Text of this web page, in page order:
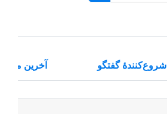
جستجو در تالارهای گفتگو
شروع‌کنندهٔ گفتگو آخرین